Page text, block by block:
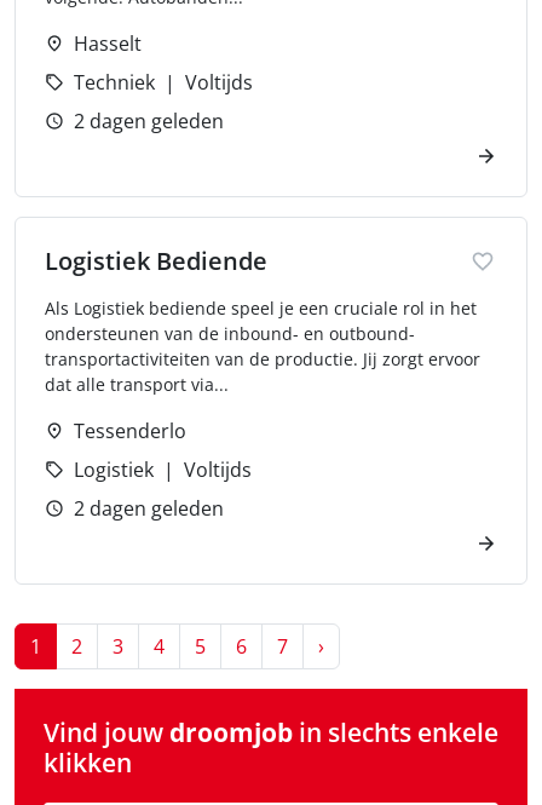
Hasselt
Techniek
Voltijds
2 dagen geleden
Logistiek Bediende
Als Logistiek bediende speel je een cruciale rol in het
ondersteunen van de inbound- en outbound-
transportactiviteiten van de productie. Jij zorgt ervoor
dat alle transport via...
Tessenderlo
Logistiek
Voltijds
2 dagen geleden
1 2 3 4 5 6 7 ›
Vind jouw droomjob in slechts enkele
klikken